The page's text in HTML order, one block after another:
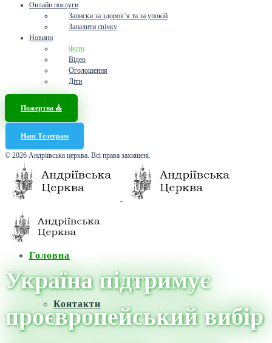
Онлайн послуги
Записки за здоров’я та за упокій
Запалити свічку
Новини
Фото
Відео
Оголошення
Діти
Пожертва ⛪️
Наш Телеграм
© 2026 Андріївська церква. Всі права захищені.
Головна
Контакти
Україна підтримує
проєвропейський вибір